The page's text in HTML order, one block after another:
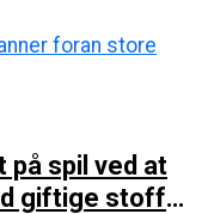
spil ved at
giftige stoffer